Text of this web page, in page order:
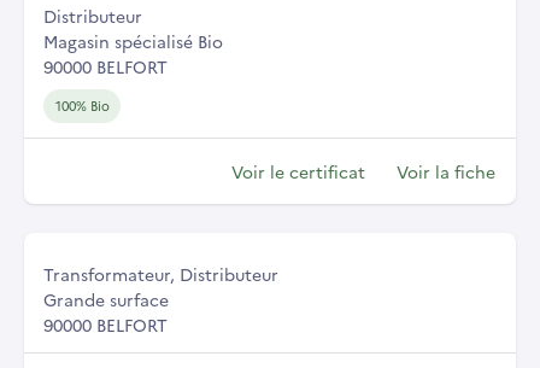
Distributeur
Magasin spécialisé Bio
90000 BELFORT
100% Bio
Voir le certificat Voir la fiche
Transformateur, Distributeur
Grande surface
90000 BELFORT